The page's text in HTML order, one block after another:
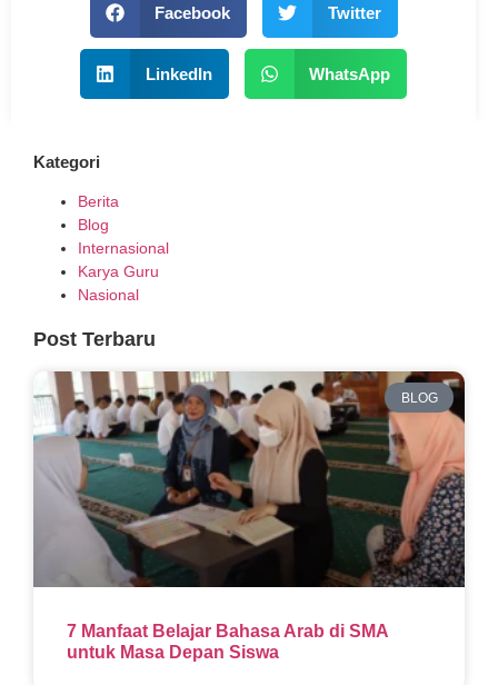
Facebook Twitter
LinkedIn WhatsApp
Kategori
Berita
Blog
Internasional
Karya Guru
Nasional
Post Terbaru
BLOG
7 Manfaat Belajar Bahasa Arab di SMA
untuk Masa Depan Siswa